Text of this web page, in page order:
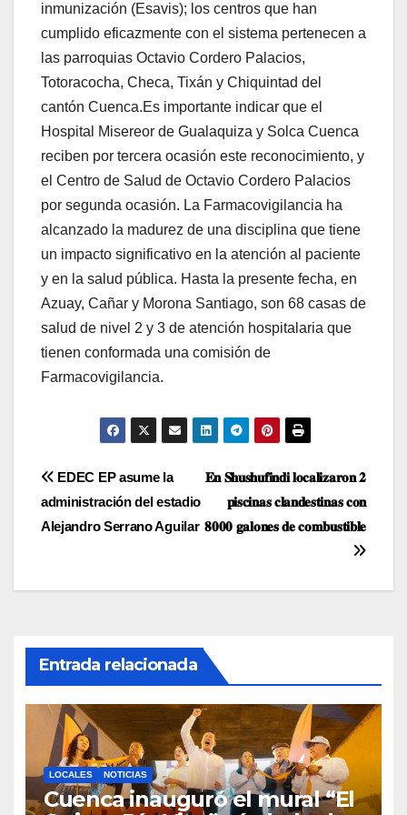
inmunización (Esavis); los centros que han
cumplido eficazmente con el sistema pertenecen a
las parroquias Octavio Cordero Palacios,
Totoracocha, Checa, Tixán y Chiquintad del
cantón Cuenca.Es importante indicar que el
Hospital Misereor de Gualaquiza y Solca Cuenca
reciben por tercera ocasión este reconocimiento, y
el Centro de Salud de Octavio Cordero Palacios
por segunda ocasión. La Farmacovigilancia ha
alcanzado la madurez de una disciplina que tiene
un impacto significativo en la atención al paciente
y en la salud pública. Hasta la presente fecha, en
Azuay, Cañar y Morona Santiago, son 68 casas de
salud de nivel 2 y 3 de atención hospitalaria que
tienen conformada una comisión de
Farmacovigilancia.
Navegación
de
𝐄𝐧 𝐒𝐡𝐮𝐬𝐡𝐮𝐟𝐢𝐧𝐝𝐢 𝐥𝐨𝐜𝐚𝐥𝐢𝐳𝐚𝐫𝐨𝐧 𝟐
𝐩𝐢𝐬𝐜𝐢𝐧𝐚𝐬 𝐜𝐥𝐚𝐧𝐝𝐞𝐬𝐭𝐢𝐧𝐚𝐬 𝐜𝐨𝐧
𝟖𝟎𝟎𝟎 𝐠𝐚𝐥𝐨𝐧𝐞𝐬 𝐝𝐞 𝐜𝐨𝐦𝐛𝐮𝐬𝐭𝐢𝐛𝐥𝐞
EDEC EP asume la
administración del estadio
Alejandro Serrano Aguilar
Entrada relacionada
LOCALES NOTICIAS
Cuenca inauguró el mural “El